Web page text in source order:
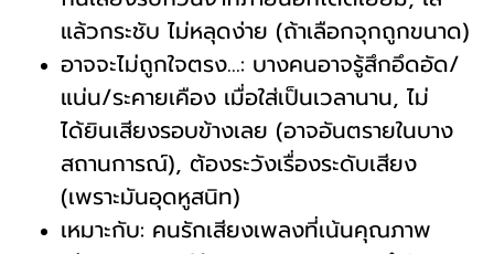
แล้วกระชับ ไม่หลุดง่าย (ถ้าเลือกจุกถูกขนาด)
อาจจะไม่ถูกใจตรง...: บางคนอาจรู้สึกอึดอัด/
แน่น/ระคายเคือง เมื่อใส่เป็นเวลานาน, ไม่
ได้ยินเสียงรอบข้างเลย (อาจอันตรายในบาง
สถานการณ์), ต้องระวังเรื่องระดับเสียง
(เพราะมันอุดหูสนิท)
เหมาะกับ: คนรักเสียงเพลงที่เน้นคุณภาพ